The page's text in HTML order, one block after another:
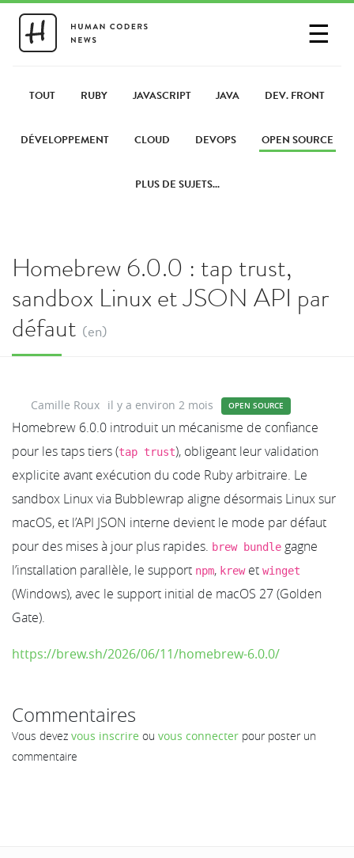
☰
PARTAGER UN LIEN
TOUT RUBY JAVASCRIPT JAVA DEV. FRONT
DÉVELOPPEMENT CLOUD DEVOPS OPEN SOURCE
PLUS DE SUJETS...
Homebrew 6.0.0 : tap trust,
sandbox Linux et JSON API par
défaut (en)
Camille Roux il y a environ 2 mois OPEN SOURCE
Homebrew 6.0.0 introduit un mécanisme de confiance
pour les taps tiers (tap trust), obligeant leur validation
explicite avant exécution du code Ruby arbitraire. Le
sandbox Linux via Bubblewrap aligne désormais Linux sur
macOS, et l’API JSON interne devient le mode par défaut
pour des mises à jour plus rapides. brew bundle gagne
l’installation parallèle, le support npm, krewet winget
(Windows), avec le support initial de macOS 27 (Golden
Gate).
https://brew.sh/2026/06/11/homebrew-6.0.0/
Commentaires
Vous devez vous inscrire ou vous connecter pour poster un
commentaire